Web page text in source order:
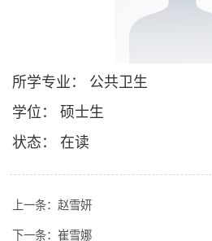
所学专业： 公共卫生
学位： 硕士生
状态： 在读
上一条： 赵雪妍
下一条： 崔雪娜